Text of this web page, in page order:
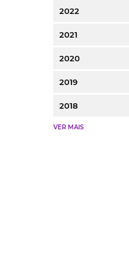
2022
2021
2020
2019
2018
VER MAIS